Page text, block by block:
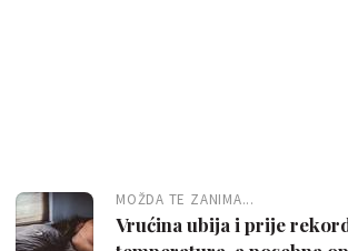
MOŽDA TE ZANIMA...
Vrućina ubija i prije